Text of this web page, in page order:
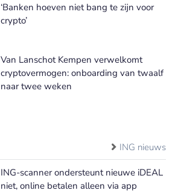
‘Banken hoeven niet bang te zijn voor
crypto’
Van Lanschot Kempen verwelkomt
cryptovermogen: onboarding van twaalf
naar twee weken
ING nieuws
ING-scanner ondersteunt nieuwe iDEAL
niet, online betalen alleen via app